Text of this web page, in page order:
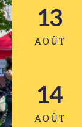
12
AOÛT
13
AOÛT
13
AOÛT
14
AOÛT